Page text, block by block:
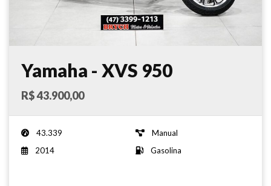
Yamaha - XVS 950
MIDNIGHT STAR - 2014
R$ 43.900,00
43.339
Manual
2014
Gasolina